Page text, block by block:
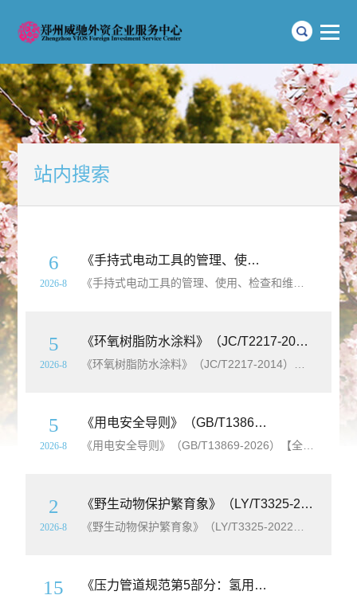
站内搜索
6
2026-8
《手持式电动工具的管理、使用、检查和维修安全技术要求》（GB/T3787-2026）【全文附高清无水印PDF+Word版下载】
5
2026-8
《环氧树脂防水涂料》（JC/T2217-2014）【全文附高清无水印PDF+Word版下载】
5
2026-8
《用电安全导则》（GB/T13869-2026）【全文附高清无水印PDF+Word版下载】
2
2026-8
《野生动物保护繁育象》（LY/T3325-2022）【全文附高清无水印PDF+可编辑Word版下载】
15 《压力管道规范第5部分：氢用管道》（GB/T20801.5-2025）【全文附高清无水印PDF+Word版下载】